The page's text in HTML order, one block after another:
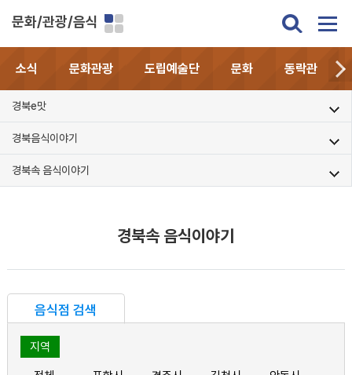
문화/관광/음식
소식 문화관광 도립예술단 문화 동락관
경북e맛
경북음식이야기
경북속 음식이야기
경북속 음식이야기
음식점 검색
지역